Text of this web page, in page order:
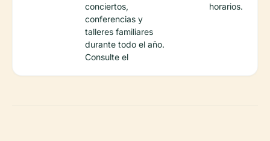
conciertos,
conferencias y
talleres familiares
durante todo el año.
Consulte el
horarios.